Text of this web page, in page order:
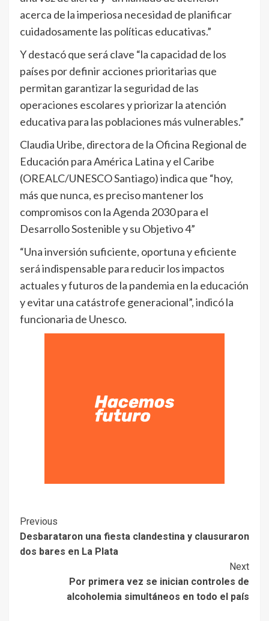
acerca de la imperiosa necesidad de planificar
cuidadosamente las políticas educativas.”
Y destacó que será clave “la capacidad de los
países por definir acciones prioritarias que
permitan garantizar la seguridad de las
operaciones escolares y priorizar la atención
educativa para las poblaciones más vulnerables.”
Claudia Uribe, directora de la Oficina Regional de
Educación para América Latina y el Caribe
(OREALC/UNESCO Santiago) indica que “hoy,
más que nunca, es preciso mantener los
compromisos con la Agenda 2030 para el
Desarrollo Sostenible y su Objetivo 4”
“Una inversión suficiente, oportuna y eficiente
será indispensable para reducir los impactos
actuales y futuros de la pandemia en la educación
y evitar una catástrofe generacional”, indicó la
funcionaria de Unesco.
Previous
Desbarataron una fiesta clandestina y clausuraron
dos bares en La Plata
Next
Por primera vez se inician controles de
alcoholemia simultáneos en todo el país